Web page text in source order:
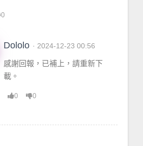
0
Dololo · 2024-12-23 00:56
感謝回報，已補上，請重新下
載。
0 0